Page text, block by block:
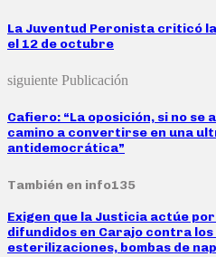
La Juventud Peronista criticó
el 12 de octubre
siguiente Publicación
Cafiero: “La oposición, si no se
camino a convertirse en una
antidemocrática”
También en info135
Exigen que la Justicia actúe
difundidos en Carajo contra
esterilizaciones, bombas de